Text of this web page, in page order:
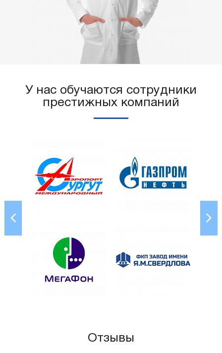
У нас обучаются сотрудники
престижных компаний
Отзывы